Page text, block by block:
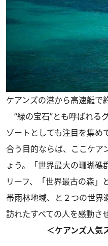
ケアンズの港から高速艇で
“緑の宝石”とも呼ばれる
ゾートとしても注目を集め
合う目的ならば、ここケア
ょう。「世界最大の珊瑚礁
リーフ、「世界最古の森」
帯雨林地域、と２つの世界
訪れたすべての人を感動さ
＜ケアンズ人